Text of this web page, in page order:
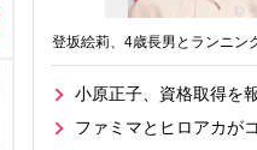
登坂絵莉、4歳長男とランニン
小原正子、資格取得を
ファミマとヒロアカが